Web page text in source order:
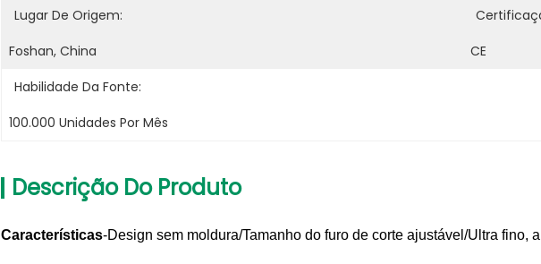
Lugar De Origem:
Foshan, China
CE
Habilidade Da Fonte:
100.000 Unidades Por Mês
Descrição Do Produto
Características-Design sem moldura/Tamanho do furo de corte ajustável/Ultra